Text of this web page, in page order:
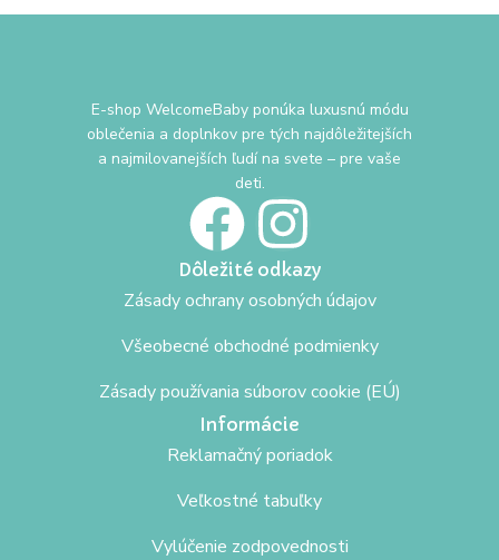
E-shop WelcomeBaby ponúka luxusnú módu
oblečenia a doplnkov pre tých najdôležitejších
a najmilovanejších ľudí na svete – pre vaše
deti.
Dôležité odkazy
Zásady ochrany osobných údajov
Všeobecné obchodné podmienky
Zásady používania súborov cookie (EÚ)
Informácie
Reklamačný poriadok
Veľkostné tabuľky
Vylúčenie zodpovednosti